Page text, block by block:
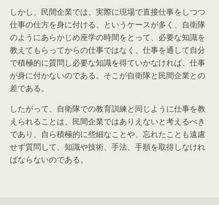
しかし、民間企業では、実際に現場で直接仕事をしつつ
仕事の仕方を身に付ける、というケースが多く、自衛隊
のようにあらかじめ座学の時間をとって、必要な知識を
教えてもらってからの仕事ではなく、仕事を通して自分
で積極的に質問し必要な知識を得ていかなければ、仕事
が身に付かないのである。そこが自衛隊と民間企業との
差である。
したがって、自衛隊での教育訓練と同じように仕事を教
えられることは、民間企業ではありえないと考えるべき
であり、自ら積極的に些細なことや、忘れたことも遠慮
せず質問して、知識や技術、手法、手順を取得しなけれ
ばならないのである。